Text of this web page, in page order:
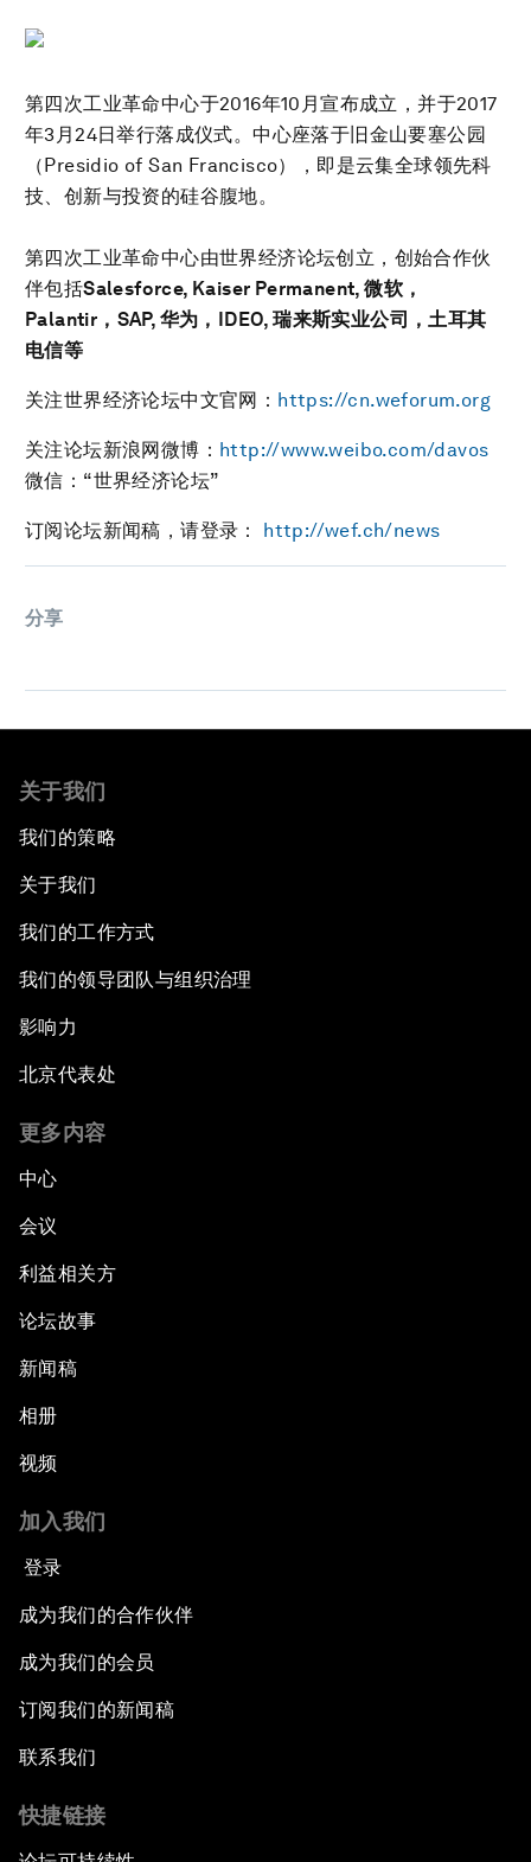
第四次工业革命中心于2016年10月宣布成立，并于2017
年3月24日举行落成仪式。中心座落于旧金山要塞公园
（Presidio of San Francisco），即是云集全球领先科
技、创新与投资的硅谷腹地。
第四次工业革命中心由世界经济论坛创立，创始合作伙
伴包括Salesforce, Kaiser Permanent,微软，
Palantir ， SAP, 华为， IDEO,瑞来斯实业公司，土耳其
电信等
关注世界经济论坛中文官网： https://cn.weforum.org
关注论坛新浪网微博： http://www.weibo.com/davos
微信：“世界经济论坛”
订阅论坛新闻稿，请登录： http://wef.ch/news
分享
关于我们
我们的策略
关于我们
我们的工作方式
我们的领导团队与组织治理
影响力
北京代表处
更多内容
中心
会议
利益相关方
论坛故事
新闻稿
相册
视频
加入我们
登录
成为我们的合作伙伴
成为我们的会员
订阅我们的新闻稿
联系我们
快捷链接